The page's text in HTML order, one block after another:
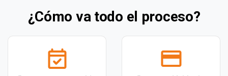
¿Cómo va todo el proceso?